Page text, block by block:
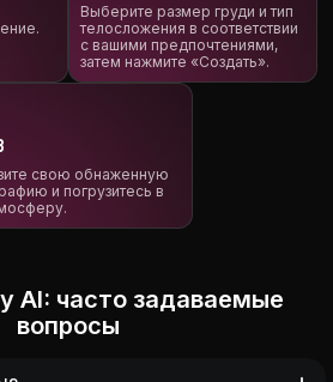
Выберите размер груди и тип
телосложения в соответствии
с вашими предпочтениями,
затем нажмите «Создать».
свою обнаженную
и погрузитесь в
AI: часто задаваемые
вопросы